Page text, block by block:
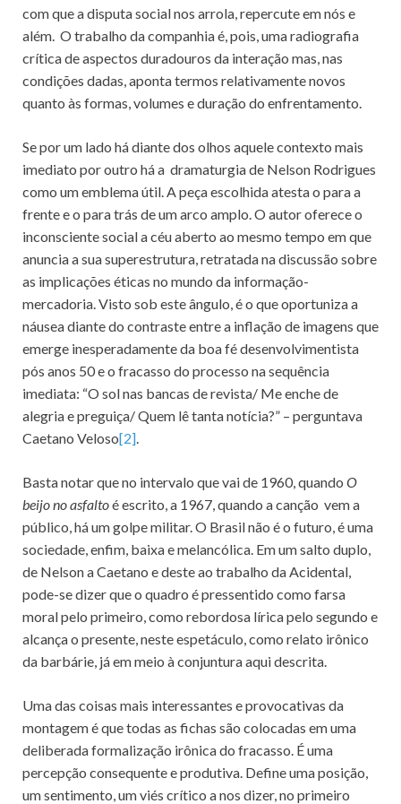
com que a disputa social nos arrola, repercute em nós e
além. O trabalho da companhia é, pois, uma radiografia
crítica de aspectos duradouros da interação mas, nas
condições dadas, aponta termos relativamente novos
quanto às formas, volumes e duração do enfrentamento.
Se por um lado há diante dos olhos aquele contexto mais
imediato por outro há a dramaturgia de Nelson Rodrigues
como um emblema útil. A peça escolhida atesta o para a
frente e o para trás de um arco amplo. O autor oferece o
inconsciente social a céu aberto ao mesmo tempo em que
anuncia a sua superestrutura, retratada na discussão sobre
as implicações éticas no mundo da informação-
mercadoria. Visto sob este ângulo, é o que oportuniza a
náusea diante do contraste entre a inflação de imagens que
emerge inesperadamente da boa fé desenvolvimentista
pós anos 50 e o fracasso do processo na sequência
imediata: “O sol nas bancas de revista/ Me enche de
alegria e preguiça/ Quem lê tanta notícia?” – perguntava
Caetano Veloso[2].
Basta notar que no intervalo que vai de 1960, quando O
beijo no asfaltoé escrito, a 1967, quando a canção vem a
público, há um golpe militar. O Brasil não é o futuro, é uma
sociedade, enfim, baixa e melancólica. Em um salto duplo,
de Nelson a Caetano e deste ao trabalho da Acidental,
pode-se dizer que o quadro é pressentido como farsa
moral pelo primeiro, como rebordosa lírica pelo segundo e
alcança o presente, neste espetáculo, como relato irônico
da barbárie, já em meio à conjuntura aqui descrita.
Uma das coisas mais interessantes e provocativas da
montagem é que todas as fichas são colocadas em uma
deliberada formalização irônica do fracasso. É uma
percepção consequente e produtiva. Define uma posição,
um sentimento, um viés crítico a nos dizer, no primeiro